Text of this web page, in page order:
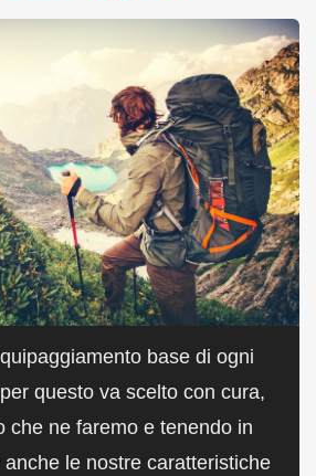
base di ogni
questo va scelto con cura,
che ne faremo e tenendo in
le nostre caratteristiche